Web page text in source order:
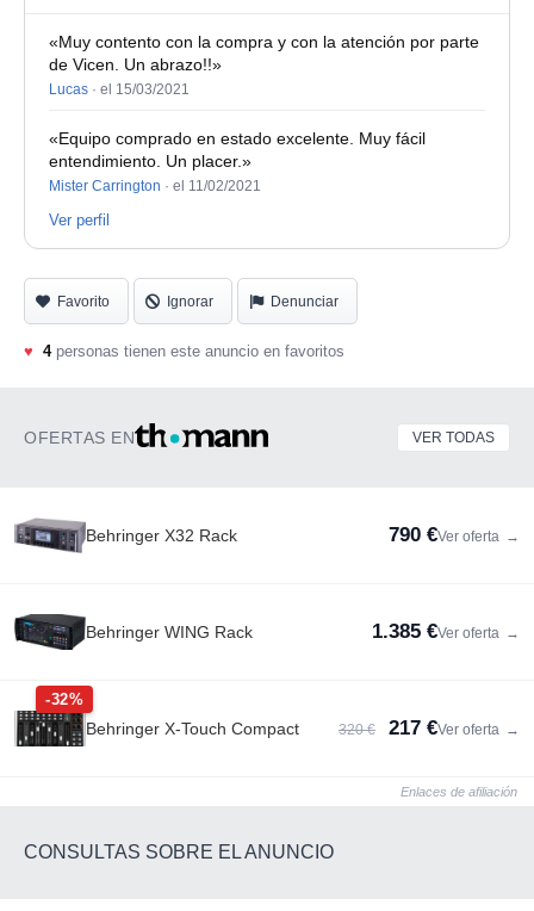
«Muy contento con la compra y con la atención por parte
de Vicen. Un abrazo!!»
Lucas · el 15/03/2021
«Equipo comprado en estado excelente. Muy fácil
entendimiento. Un placer.»
Mister Carrington · el 11/02/2021
Ver perfil
Favorito Ignorar Denunciar
♥ 4personas tienen este anuncio en favoritos
OFERTAS EN VER TODAS
Behringer X32 Rack 790 €Ver oferta →
Behringer WING Rack 1.385 €Ver oferta →
-32%
Behringer X-Touch Compact 320 € 217 €Ver oferta →
Enlaces de afiliación
CONSULTAS SOBRE EL ANUNCIO